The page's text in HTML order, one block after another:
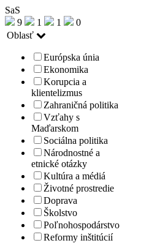
SaS
9
1 1
0
Oblasť
Európska únia
Ekonomika
Korupcia a
klientelizmus
Zahraničná politika
Vzťahy s
Maďarskom
Sociálna politika
Národnostné a
etnické otázky
Kultúra a médiá
Životné prostredie
Doprava
Školstvo
Poľnohospodárstvo
Reformy inštitúcií